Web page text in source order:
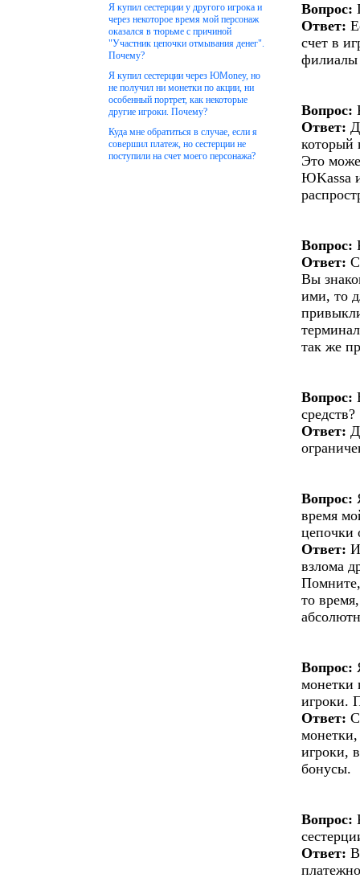
Вопрос:
Ответ:
счет в
филиалы
Вопрос:
Ответ:
который
Это
ЮKassa
Вопрос:
Ответ:
Вы
ими, то
так же
Вопрос:
средств?
Ответ:
Вопрос:
время
цепочки
Ответ:
взлома
то
Вопрос:
монетки
игроки.
Ответ:
монетки,
игроки,
бонусы.
Вопрос:
Ответ:
Я купил сестерции у другого игрока и
через некоторое время мой персонаж
оказался в тюрьме с причиной
"Участник цепочки отмывания денег".
Почему?
Я купил сестерции через ЮMoney, но
не получил ни монетки по акции, ни
особенный портрет, как некоторые
другие игроки. Почему?
Куда мне обратиться в случае, если я
совершил платеж, но сестерции не
поступили на счет моего персонажа?